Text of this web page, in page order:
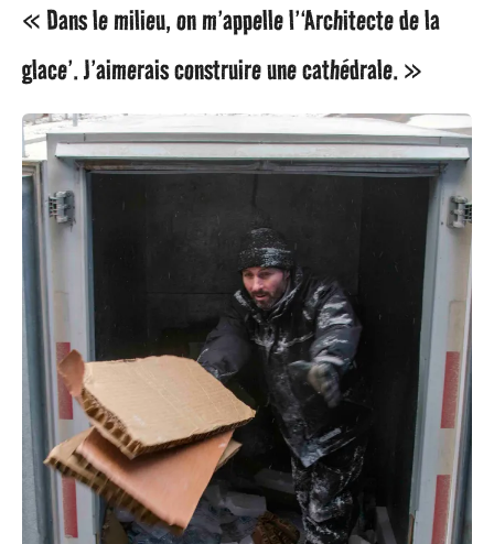
« Dans le milieu, on m’appelle l’‘Architecte de la
glace’. J’aimerais construire une cathédrale. »